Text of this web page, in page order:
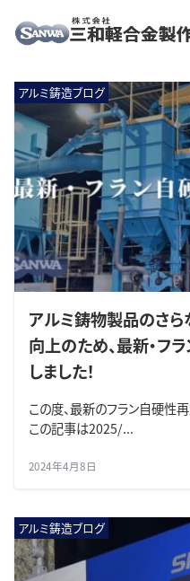
aluminum
aluminum
アルミ鋳造ブログ
アルミ鋳物製品のさ
向上のため、最新・フ
しました！
この度、最新のフラン自硬性
この記事は2025/...
2024年4月8日
アルミ鋳造ブログ